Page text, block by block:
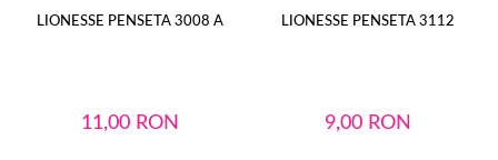
LIONESSE PENSETA 3008 A
11,00 RON
LIONESSE PENSETA 3112
9,00 RON